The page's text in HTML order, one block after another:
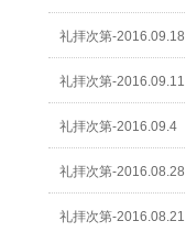
礼拝次第-2016.09.18
礼拝次第-2016.09.11
礼拝次第-2016.09.4
礼拝次第-2016.08.28
礼拝次第-2016.08.21